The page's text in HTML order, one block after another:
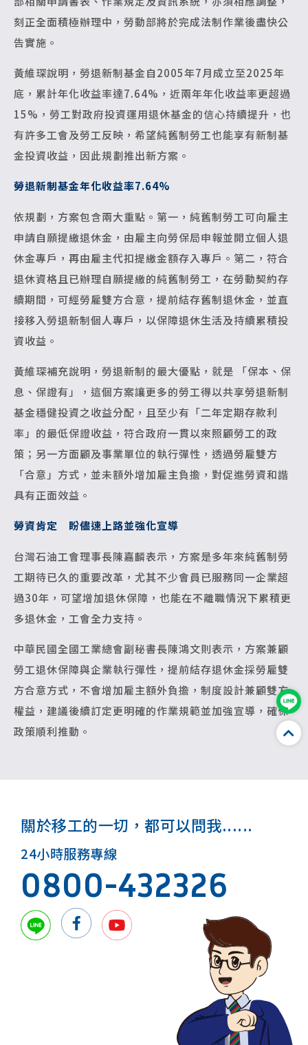
刻正全面積極辦理中，勞動部將於完成法制作業後盡快公
告實施。
黃維琛說明，勞退新制基金自2005年7月成立至2025年
底，累計年化收益率達7.64%，近兩年年化收益率更超過
15%，勞工對政府投資運用退休基金的信心持續提升，也
有許多工會及勞工反映，希望純舊制勞工也能享有新制基
金投資收益，因此規劃推出新方案。
勞退新制基金年化收益率7.64%
依規劃，方案包含兩大重點。第一，純舊制勞工可向雇主
申請自願提繳退休金，由雇主向勞保局申報並開立個人退
休金專戶，再由雇主代扣提繳金額存入專戶。第二，符合
退休資格且已辦理自願提繳的純舊制勞工，在勞動契約存
續期間，可經勞雇雙方合意，提前結存舊制退休金，並直
接移入勞退新制個人專戶，以保障退休生活及持續累積投
資收益。
黃維琛補充說明，勞退新制的最大優點，就是 「保本、保
息、保證有」，這個方案讓更多的勞工得以共享勞退新制
基金穩健投資之收益分配，且至少有「二年定期存款利
率」的最低保證收益，符合政府一貫以來照顧勞工的政
策；另一方面顧及事業單位的執行彈性，透過勞雇雙方
「合意」方式，並未額外增加雇主負擔，對促進勞資和諧
具有正面效益。
勞資肯定 盼儘速上路並強化宣導
台灣石油工會理事長陳嘉麟表示，方案是多年來純舊制勞
工期待已久的重要改革，尤其不少會員已服務同一企業超
過30年，可望增加退休保障，也能在不離職情況下累積更
多退休金，工會全力支持。
中華民國全國工業總會副秘書長陳鴻文則表示，方案兼顧
勞工退休保障與企業執行彈性，提前結存退休金採勞雇雙
方合意方式，不會增加雇主額外負擔，制度設計兼顧雙方
權益，建議後續訂定更明確的作業規範並加強宣導，確保
政策順利推動。
關於移工的一切，都可以問我......
24小時服務專線
0800-432326